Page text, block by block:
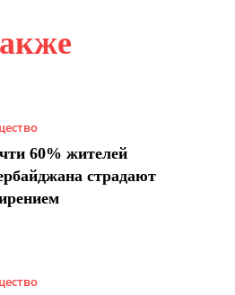
60% жителей
страдают